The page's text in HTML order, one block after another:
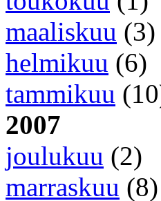
maaliskuu (3)
helmikuu (6)
tammikuu
2007
joulukuu (2)
marraskuu (8)